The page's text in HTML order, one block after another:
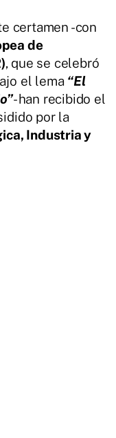
certamen -con
de
, que se celebró
el lema “El
- han recibido el
por la
Industria y